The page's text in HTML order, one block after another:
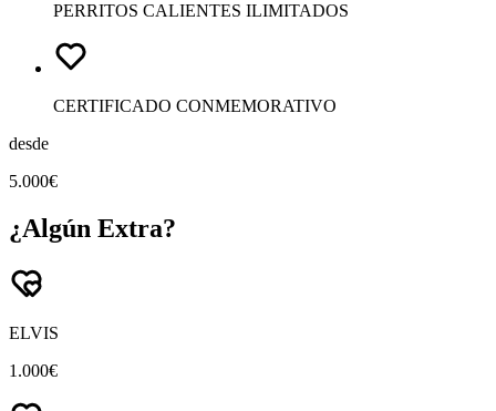
PERRITOS CALIENTES ILIMITADOS
CERTIFICADO CONMEMORATIVO
desde
5.000€
¿Algún Extra?
ELVIS
1.000€